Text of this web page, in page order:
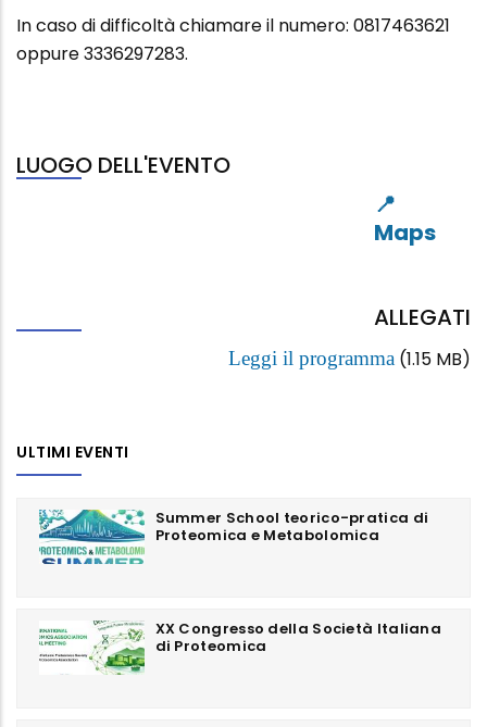
In caso di difficoltà chiamare il numero: 0817463621
oppure 3336297283.
LUOGO DELL'EVENTO
ALLEGATI
Leggi il programma (1.15 MB)
ULTIMI EVENTI
Summer School teorico-pratica di
Proteomica e Metabolomica
XX Congresso della Società Italiana
di Proteomica